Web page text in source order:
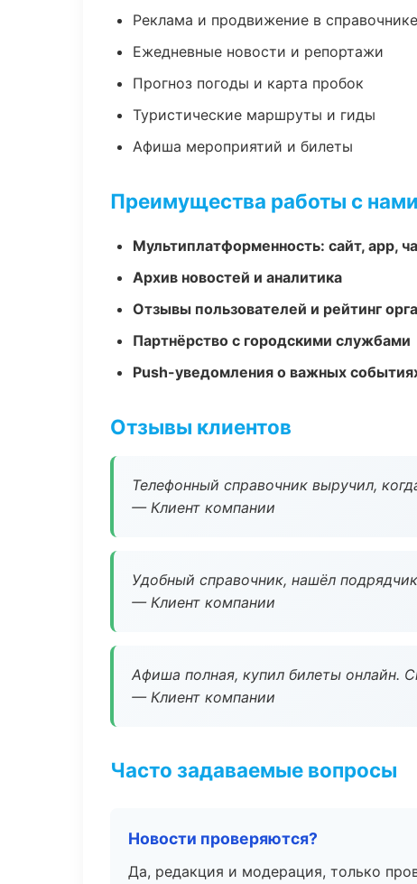
Реклама и продвижение в справочнике
Ежедневные новости и репортажи
Прогноз погоды и карта пробок
Туристические маршруты и гиды
Афиша мероприятий и билеты
Преимущества работы с нами
Мультиплатформенность: сайт, app,
Архив новостей и аналитика
Отзывы пользователей и рейтинг
Партнёрство с городскими службами
Push-уведомления о важных
Отзывы клиентов
Телефонный справочник выручил,
— Клиент компании
Удобный справочник, нашёл
— Клиент компании
Афиша полная, купил билеты онлайн.
— Клиент компании
Часто задаваемые вопросы
Новости проверяются?
Да, редакция и модерация, только